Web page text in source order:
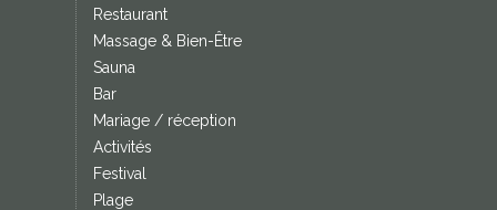
Restaurant
Massage & Bien-Être
Sauna
Bar
Mariage / réception
Activités
Festival
Plage